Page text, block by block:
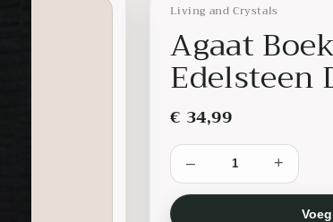
Living and Crystals
Agaat
Edelsteen
€ 34,99
– +